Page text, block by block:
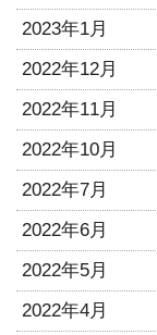
2023年1月
2022年12月
2022年11月
2022年10月
2022年7月
2022年6月
2022年5月
2022年4月